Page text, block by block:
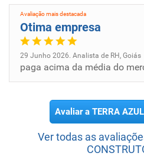
encomenda. Serviços de
cartografia, topografia e
fotográficos. Locação de
Locação de outros meios de
anteriormente, sem condutor.
equipamentos para construção
andaimes. Aluguel de
para apoio a edifícios, exceto
paisagísticas. Fotocópias
Avaliação mais destacada
Otima empresa
29 Junho 2026. Analista de RH, Goiás
paga acima da média do
Avaliar a TERRA
Ver todas as